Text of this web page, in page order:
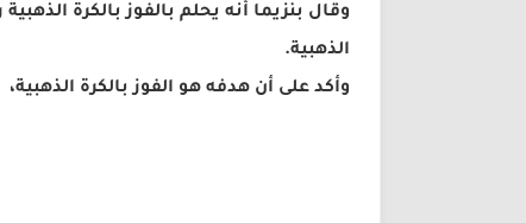
وقال بنزيما أنه يحلم بالفوز بالكرة
الذهبية.
وأكد على أن هدفه هو الفوز بالكرة